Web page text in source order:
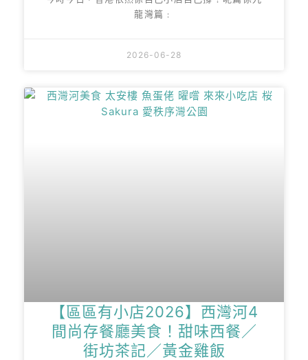
龍灣篇﹕
2026-06-28
【區區有小店2026】西灣河4
間尚存餐廳美食！甜味西餐／
街坊茶記／黃金雞飯